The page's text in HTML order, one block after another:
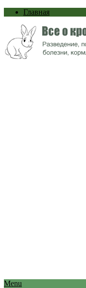
Главная
Menu